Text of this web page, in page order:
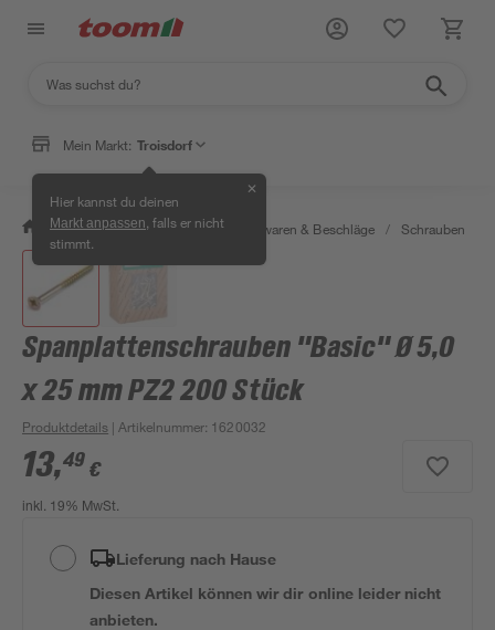
Mein Markt: Troisdorf
Hier kannst du deinen
Markt anpassen , falls er nicht
stimmt.
✕
/ Werkstatt & Maschinen / Eisenwaren & Beschläge / Schrauben
Spanplattenschrauben "Basic" Ø 5,0
x 25 mm PZ2 200 Stück
Produktdetails | Artikelnummer: 1620032
13,49 €
inkl. 19% MwSt.
Lieferung nach Hause
Diesen Artikel können wir dir online leider nicht
anbieten.